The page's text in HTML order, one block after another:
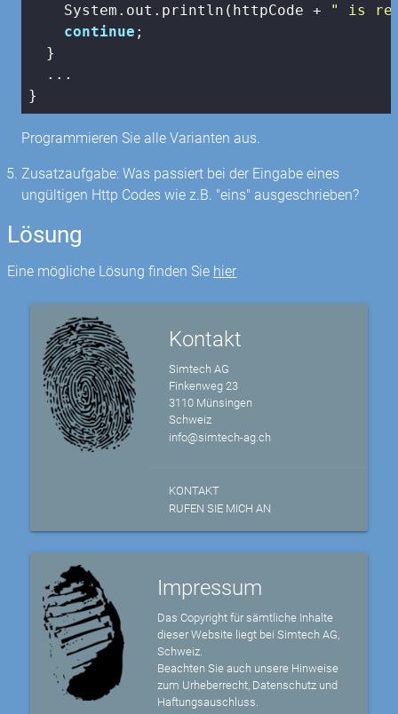
    System.out.println(httpCode +
" is
continue ;
  }
  ...
}
Programmieren Sie alle Varianten aus.
Zusatzaufgabe: Was passiert bei der Eingabe eines
ungültigen Http Codes wie z.B. "eins" ausgeschrieben?
Lösung
Eine mögliche Lösung finden Sie hier
Kontakt
Simtech AG
Finkenweg 23
3110 Münsingen
Schweiz
info@simtech-ag.ch
KONTAKT
RUFEN SIE MICH AN
Impressum
Das Copyright für sämtliche Inhalte
dieser Website liegt bei Simtech AG,
Schweiz.
Beachten Sie auch unsere Hinweise
zum Urheberrecht, Datenschutz und
Haftungsauschluss.